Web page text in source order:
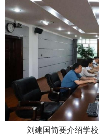
刘建国简要介绍学校